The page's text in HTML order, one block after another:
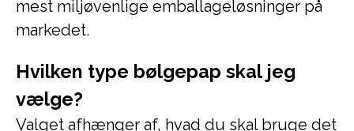
mest miljøvenlige emballageløsninger på
markedet.
Hvilken type bølgepap skal jeg
vælge?
Valget afhænger af, hvad du skal bruge det